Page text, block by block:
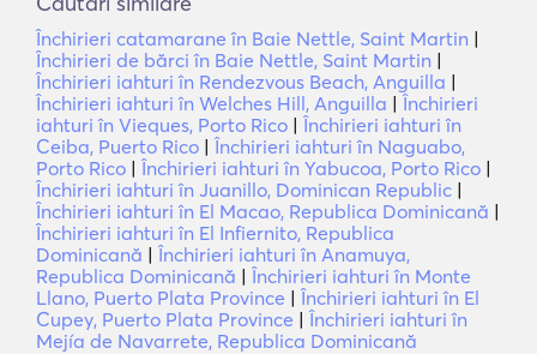
Închirieri catamarane în Baie Nettle, Saint Martin |
Închirieri de bărci în Baie Nettle, Saint Martin |
Închirieri iahturi în Rendezvous Beach, Anguilla |
Închirieri iahturi în Welches Hill, Anguilla | Închirieri
iahturi în Vieques, Porto Rico | Închirieri iahturi în
Ceiba, Puerto Rico | Închirieri iahturi în Naguabo,
Porto Rico | Închirieri iahturi în Yabucoa, Porto Rico |
Închirieri iahturi în Juanillo, Dominican Republic |
Închirieri iahturi în El Macao, Republica Dominicană |
Închirieri iahturi în El Infiernito, Republica
Dominicană | Închirieri iahturi în Anamuya,
Republica Dominicană | Închirieri iahturi în Monte
Llano, Puerto Plata Province | Închirieri iahturi în El
Cupey, Puerto Plata Province | Închirieri iahturi în
Mejía de Navarrete, Republica Dominicană